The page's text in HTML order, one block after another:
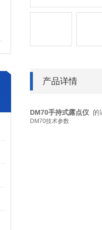
产品详情
DM70手持式露点仪 的
DM70技术参数